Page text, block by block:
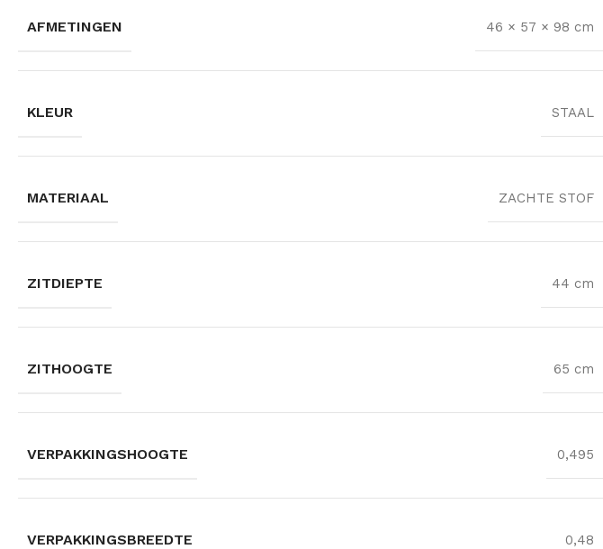
AFMETINGEN 46 × 57 × 98 cm
KLEUR STAAL
MATERIAAL ZACHTE STOF
ZITDIEPTE 44 cm
ZITHOOGTE 65 cm
VERPAKKINGSHOOGTE 0,495
VERPAKKINGSBREEDTE 0,48